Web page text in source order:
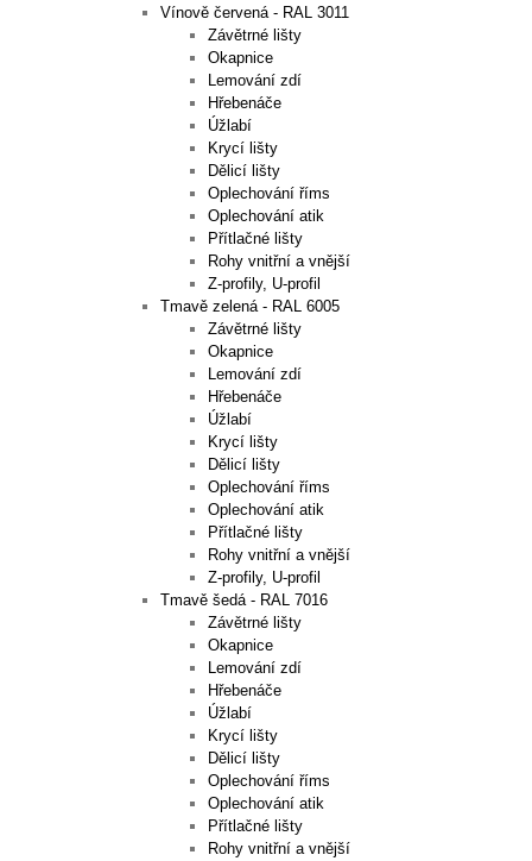
Vínově červená - RAL 3011
Závětrné lišty
Okapnice
Lemování zdí
Hřebenáče
Úžlabí
Krycí lišty
Dělicí lišty
Oplechování říms
Oplechování atik
Přítlačné lišty
Rohy vnitřní a vnější
Z-profily, U-profil
Tmavě zelená - RAL 6005
Závětrné lišty
Okapnice
Lemování zdí
Hřebenáče
Úžlabí
Krycí lišty
Dělicí lišty
Oplechování říms
Oplechování atik
Přítlačné lišty
Rohy vnitřní a vnější
Z-profily, U-profil
Tmavě šedá - RAL 7016
Závětrné lišty
Okapnice
Lemování zdí
Hřebenáče
Úžlabí
Krycí lišty
Dělicí lišty
Oplechování říms
Oplechování atik
Přítlačné lišty
Rohy vnitřní a vnější